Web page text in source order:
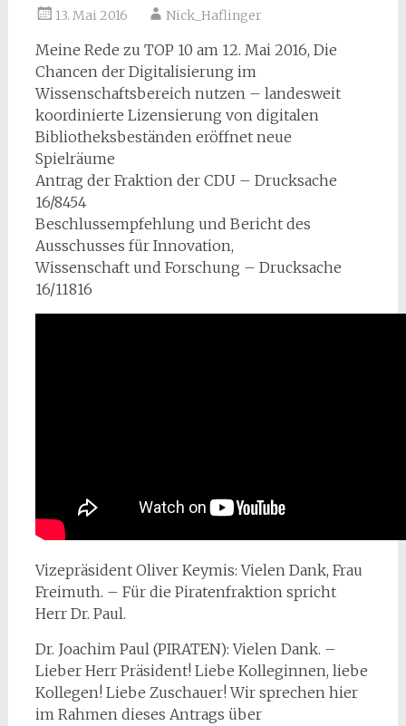
13. Mai 2016 Nick_Haflinger
Meine Rede zu TOP 10 am 12. Mai 2016, Die
Chancen der Digitalisierung im
Wissenschaftsbereich nutzen – landesweit
koordinierte Lizensierung von digitalen
Bibliotheksbeständen eröffnet neue
Spielräume
Antrag der Fraktion der CDU – Drucksache
16/8454
Beschlussempfehlung und Bericht des
Ausschusses für Innovation,
Wissenschaft und Forschung – Drucksache
16/11816
Vizepräsident Oliver Keymis: Vielen Dank, Frau
Freimuth. – Für die Piratenfraktion spricht
Herr Dr. Paul.
Dr. Joachim Paul (PIRATEN): Vielen Dank. –
Lieber Herr Präsident! Liebe Kolleginnen, liebe
Kollegen! Liebe Zuschauer! Wir sprechen hier
im Rahmen dieses Antrags über